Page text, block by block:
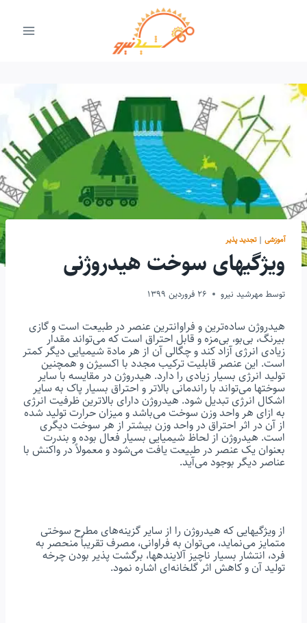
آموزشی |تجدید پذیر
ویژگیهای سوخت هیدروژنی
توسط مهرشید نیرو 26 فروردین 1399
هیدروژن سادهترین و فراوانترین عنصر در طبیعت است و گازی
بیرنگ، بیبو، بیمزه و قابل احتراق است که میتواند مقدار
زیادی انرژی آزاد کند و چگالی آن از هر مادة شیمیایی دیگر کمتر
است. این عنصر قابلیت ترکیب مجدد با اکسیژن و همچنین
تولید انرژی بسیار زیادی را دارد. هیدروژن در مقایسه با سایر
سوختها میتواند با راندمانی بالاتر و احتراق بسیار پاک به سایر
اشکال انرژی تبدیل شود. هیدروژن دارای بالاترین ظرفیت انرژی
به ازای هر واحد وزن سوخت میباشد و میزان حرارت تولید شده
از آن در اثر احتراق در واحد وزن بیشتر از هر سوخت دیگری
است. هیدروژن از لحاظ شیمیایی بسیار فعال بوده و بندرت
بعنوان یک عنصر در طبیعت یافت میشود و معمولاً در واکنش با
عناصر دیگر بوجود میآید.
از ویژگیهایی که هیدروژن را از سایر گزینههای مطرح سوختی
متمایز مینماید، می‌توان به فراوانی، مصرف تقریباً منحصر به
فرد، انتشار بسیار ناچیز آلایندهها، برگشت پذیر بودن چرخه
تولید آن و کاهش اثر گلخانهای اشاره نمود.